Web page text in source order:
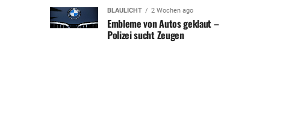
BLAULICHT 2 Wochen ago
Embleme von Autos geklaut –
Polizei sucht Zeugen